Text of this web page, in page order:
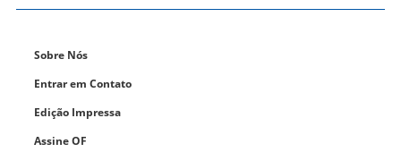
Sobre Nós
Entrar em Contato
Edição Impressa
Assine OF